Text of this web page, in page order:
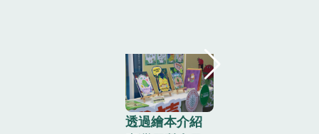
透過繪本介紹